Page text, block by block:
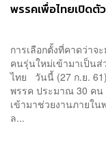
พรรคเพื่อไทยเปิดตั
การเลือกตั้งที่คาดว่าจ
คนรุ่นใหม่เข้ามาเป็น
ไทย วันนี้ (27 ก.ย.
พรรค ประมาณ 30 คน
เข้ามาช่วยงานภายใ
ล...